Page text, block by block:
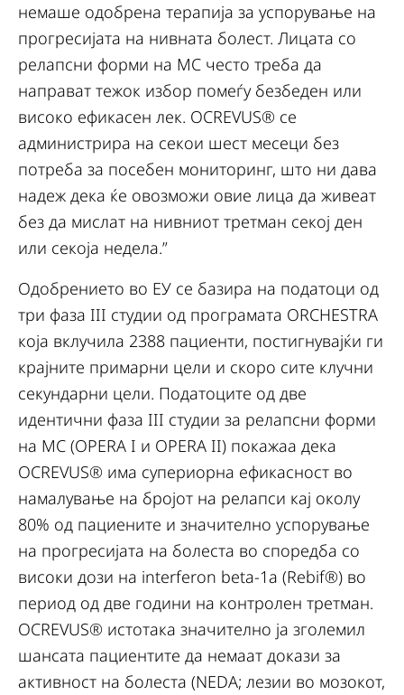
немаше одобрена терапија за успорување на
прогресијата на нивната болест. Лицата со
релапсни форми на МС често треба да
направат тежок избор помеѓу безбеден или
високо ефикасен лек. OCREVUS® се
администрира на секои шест месеци без
потреба за посебен мониторинг, што ни дава
надеж дека ќе овозможи овие лица да живеат
без да мислат на нивниот третман секој ден
или секоја недела.”
Одобрението во ЕУ се базира на податоци од
три фаза III студии од програмата ORCHESTRA
која вклучила 2388 пациенти, постигнувајќи ги
крајните примарни цели и скоро сите клучни
секундарни цели. Податоците од две
идентични фаза III студии за релапсни форми
на МС (OPERA I и OPERA II) покажаа дека
OCREVUS® има супериорна ефикасност во
намалување на бројот на релапси кај околу
80% од пациените и значително успорување
на прогресијата на болеста во споредба со
високи дози на interferon beta-1a (Rebif®) во
период од две години на контролен третман.
OCREVUS® истотака значително ја зголемил
шансата пациентите да немаат докази за
активност на болеста (NEDA; лезии во мозокот,